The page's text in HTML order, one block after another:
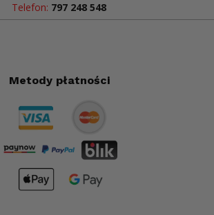
Telefon: 797 248 548
Metody płatności